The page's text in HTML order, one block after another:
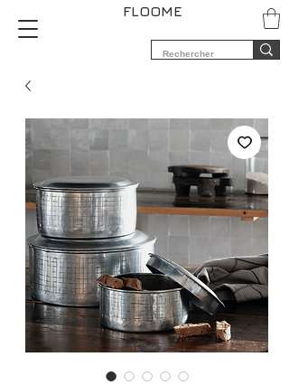
FLOOME